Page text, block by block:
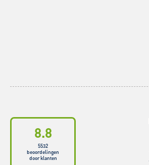
8.8
5532
beoordelingen
door klanten